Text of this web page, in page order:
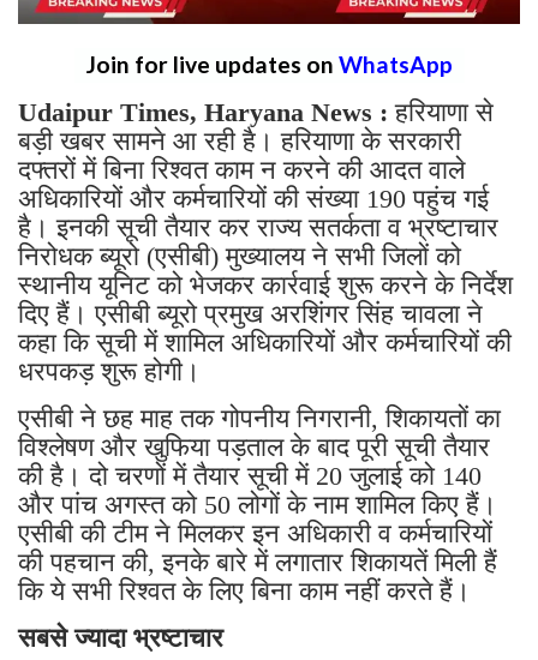
Join for live updates on WhatsApp
Udaipur Times, Haryana News : हरियाणा से
बड़ी खबर सामने आ रही है। हरियाणा के सरकारी
दफ्तरों में बिना रिश्वत काम न करने की आदत वाले
अधिकारियों और कर्मचारियों की संख्या 190 पहुंच गई
है। इनकी सूची तैयार कर राज्य सतर्कता व भ्रष्टाचार
निरोधक ब्यूरो (एसीबी) मुख्यालय ने सभी जिलों को
स्थानीय यूनिट को भेजकर कार्रवाई शुरू करने के निर्देश
दिए हैं। एसीबी ब्यूरो प्रमुख अरशिंगर सिंह चावला ने
कहा कि सूची में शामिल अधिकारियों और कर्मचारियों की
धरपकड़ शुरू होगी।
एसीबी ने छह माह तक गोपनीय निगरानी, शिकायतों का
विश्लेषण और खुफिया पड़ताल के बाद पूरी सूची तैयार
की है। दो चरणों में तैयार सूची में 20 जुलाई को 140
और पांच अगस्त को 50 लोगों के नाम शामिल किए हैं।
एसीबी की टीम ने मिलकर इन अधिकारी व कर्मचारियों
की पहचान की, इनके बारे में लगातार शिकायतें मिली हैं
कि ये सभी रिश्वत के लिए बिना काम नहीं करते हैं।
सबसे ज्यादा भ्रष्टाचार